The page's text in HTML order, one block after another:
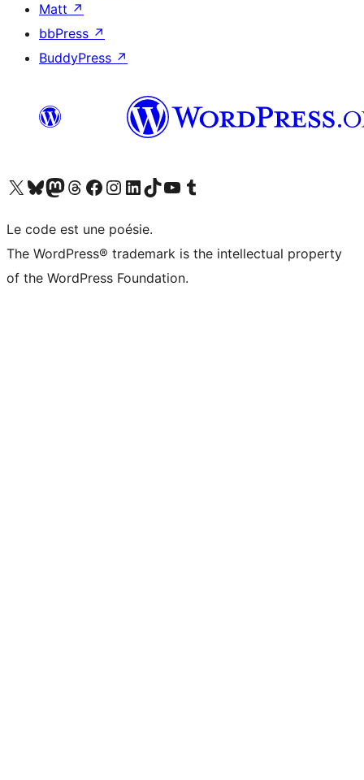
Matt ↗
bbPress ↗
BuddyPress ↗
Visitez notre compte X (précédemment Twitter)
Visiter notre compte Bluesky
Visiter notre compte Mastodon
Visiter notre compte Threads
Consulter notre compte Facebook
Consulter notre compte Instagram
Consulter notre compte LinkedIn
Visiter notre compte TokTok
Visiter notre chaîne YouTube
Visiter notre compte Tumblr
Le code est une poésie.
The WordPress® trademark is the intellectual property
of the WordPress Foundation.